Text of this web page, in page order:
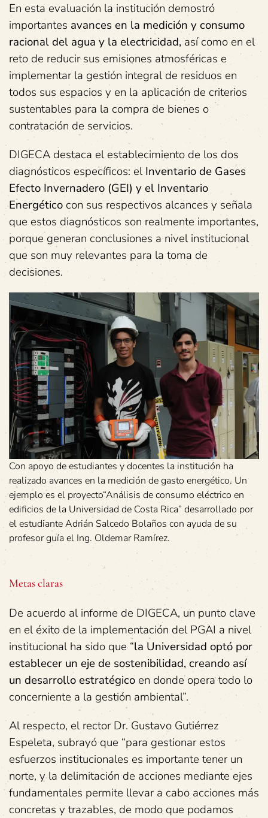
En esta evaluación la institución demostró
importantes avances en la medición y consumo
racional del agua y la electricidad,así como en el
reto de reducir sus emisiones atmosféricas e
implementar la gestión integral de residuos en
todos sus espacios y en la aplicación de criterios
sustentables para la compra de bienes o
contratación de servicios.
DIGECA destaca el establecimiento de los dos
diagnósticos específicos: elInventario de Gases
Efecto Invernadero (GEI) y el Inventario
Energético con sus respectivos alcances y señala
que estos diagnósticos son realmente importantes,
porque generan conclusiones a nivel institucional
que son muy relevantes para la toma de
decisiones.
Con apoyo de estudiantes y docentes la institución ha
realizado avances en la medición de gasto energético. Un
ejemplo es el proyecto“Análisis de consumo eléctrico en
edificios de la Universidad de Costa Rica” desarrollado por
el estudiante Adrián Salcedo Bolaños con ayuda de su
profesor guía el Ing. Oldemar Ramírez.
Metas claras
De acuerdo al informe de DIGECA, un punto clave
en el éxito de la implementación del PGAI a nivel
institucional ha sido que “la Universidad optó por
establecer un eje de sostenibilidad, creando así
un desarrollo estratégico en donde opera todo lo
concerniente a la gestión ambiental”.
Al respecto, el rector Dr. Gustavo Gutiérrez
Espeleta, subrayó que “para gestionar estos
esfuerzos institucionales es importante tener un
norte, y la delimitación de acciones mediante ejes
fundamentales permite llevar a cabo acciones más
concretas y trazables, de modo que podamos